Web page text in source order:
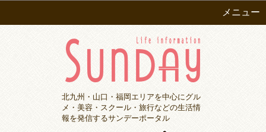
北九州・山口・福岡エリアを中心にグル
メ・美容・スクール・旅行などの生活情
報を発信するサンデーポータル
メニュー